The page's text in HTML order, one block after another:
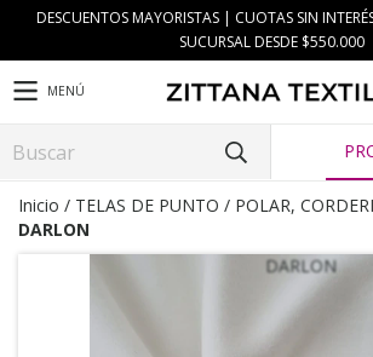
DESCUENTOS MAYORISTAS | CUOTAS SIN
SUCURSAL DESDE $550.000
MENÚ
Inicio / TELAS DE PUNTO / POLAR,
DARLON